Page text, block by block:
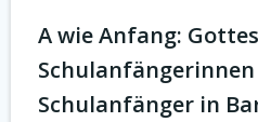
A wie Anfang:
Schulanfänger in